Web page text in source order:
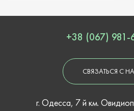
+38 (067) 981-
СВЯЗАТЬСЯ С
г. Одесса, 7 й км.